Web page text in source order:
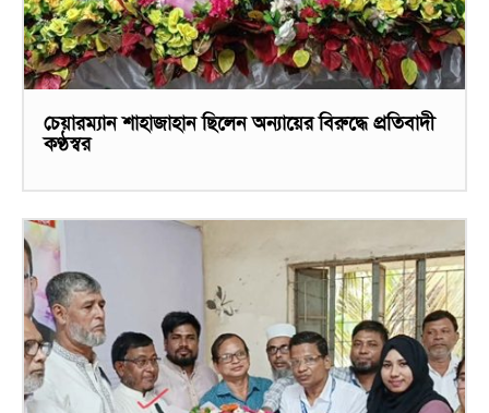
চেয়ারম্যান শাহাজাহান ছিলেন অন্যায়ের বিরুদ্ধে প্রতিবাদী
কণ্ঠস্বর